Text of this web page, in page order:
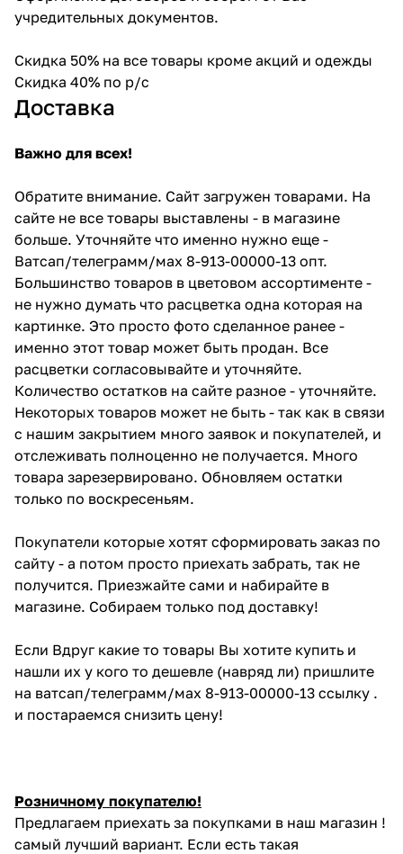
учредительных документов.
Скидка 50% на все товары кроме акций и одежды
Скидка 40% по р/с
Доставка
Важно для всех!
Обратите внимание. Сайт загружен товарами. На
сайте не все товары выставлены - в магазине
больше. Уточняйте что именно нужно еще -
Ватсап/телеграмм/мах 8-913-00000-13 опт.
Большинство товаров в цветовом ассортименте -
не нужно думать что расцветка одна которая на
картинке. Это просто фото сделанное ранее -
именно этот товар может быть продан. Все
расцветки согласовывайте и уточняйте.
Количество остатков на сайте разное - уточняйте.
Некоторых товаров может не быть - так как в связи
с нашим закрытием много заявок и покупателей, и
отслеживать полноценно не получается. Много
товара зарезервировано. Обновляем остатки
только по воскресеньям.
Покупатели которые хотят сформировать заказ по
сайту - а потом просто приехать забрать, так не
получится. Приезжайте сами и набирайте в
магазине. Собираем только под доставку!
Если Вдруг какие то товары Вы хотите купить и
нашли их у кого то дешевле (навряд ли) пришлите
на ватсап/телеграмм/мах 8-913-00000-13 ссылку .
и постараемся снизить цену!
Розничному покупателю!
Предлагаем приехать за покупками в наш магазин !
самый лучший вариант. Если есть такая